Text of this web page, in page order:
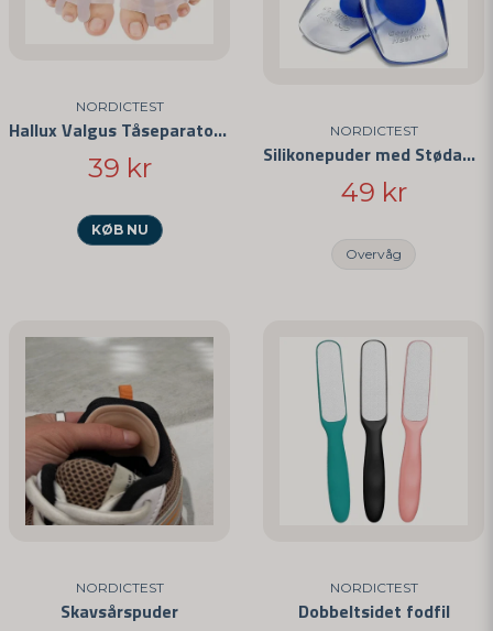
NORDICTEST
Hallux Valgus Tåseparatorer
39 kr
KØB NU
NORDICTEST
Silikonepuder med Stødabsorbering
49 kr
Overvåg
NORDICTEST
Skavsårspuder
NORDICTEST
Dobbeltsidet fodfil